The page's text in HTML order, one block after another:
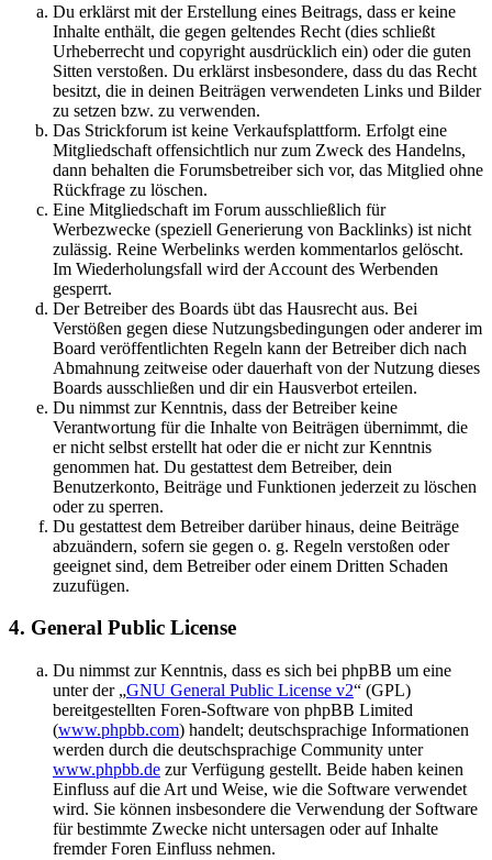
Du erklärst mit der Erstellung eines Beitrags, dass er keine
Inhalte enthält, die gegen geltendes Recht (dies schließt
Urheberrecht und copyright ausdrücklich ein) oder die guten
Sitten verstoßen. Du erklärst insbesondere, dass du das Recht
besitzt, die in deinen Beiträgen verwendeten Links und Bilder
zu setzen bzw. zu verwenden.
Das Strickforum ist keine Verkaufsplattform. Erfolgt eine
Mitgliedschaft offensichtlich nur zum Zweck des Handelns,
dann behalten die Forumsbetreiber sich vor, das Mitglied ohne
Rückfrage zu löschen.
Eine Mitgliedschaft im Forum ausschließlich für
Werbezwecke (speziell Generierung von Backlinks) ist nicht
zulässig. Reine Werbelinks werden kommentarlos gelöscht.
Im Wiederholungsfall wird der Account des Werbenden
gesperrt.
Der Betreiber des Boards übt das Hausrecht aus. Bei
Verstößen gegen diese Nutzungsbedingungen oder anderer im
Board veröffentlichten Regeln kann der Betreiber dich nach
Abmahnung zeitweise oder dauerhaft von der Nutzung dieses
Boards ausschließen und dir ein Hausverbot erteilen.
Du nimmst zur Kenntnis, dass der Betreiber keine
Verantwortung für die Inhalte von Beiträgen übernimmt, die
er nicht selbst erstellt hat oder die er nicht zur Kenntnis
genommen hat. Du gestattest dem Betreiber, dein
Benutzerkonto, Beiträge und Funktionen jederzeit zu löschen
oder zu sperren.
Du gestattest dem Betreiber darüber hinaus, deine Beiträge
abzuändern, sofern sie gegen o. g. Regeln verstoßen oder
geeignet sind, dem Betreiber oder einem Dritten Schaden
zuzufügen.
4. General Public License
Du nimmst zur Kenntnis, dass es sich bei phpBB um eine
unter der „GNU General Public License v2“ (GPL)
bereitgestellten Foren-Software von phpBB Limited
(www.phpbb.com) handelt; deutschsprachige Informationen
werden durch die deutschsprachige Community unter
www.phpbb.de zur Verfügung gestellt. Beide haben keinen
Einfluss auf die Art und Weise, wie die Software verwendet
wird. Sie können insbesondere die Verwendung der Software
für bestimmte Zwecke nicht untersagen oder auf Inhalte
fremder Foren Einfluss nehmen.